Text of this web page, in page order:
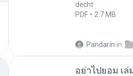
decht
PDF
2.7 MB
Pandarin in
อย่าไปยอม เล่